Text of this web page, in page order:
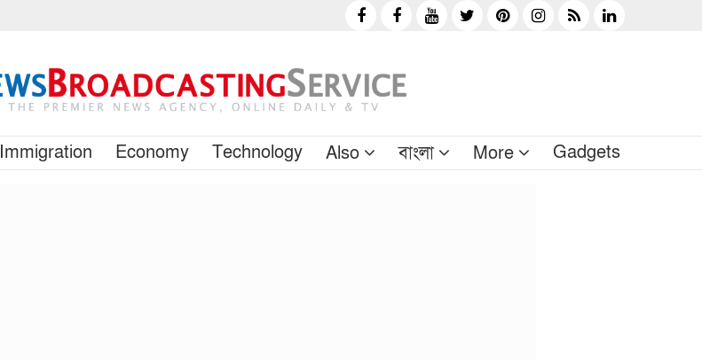
Immigration Economy Technology Also বাংলা More Gadgets